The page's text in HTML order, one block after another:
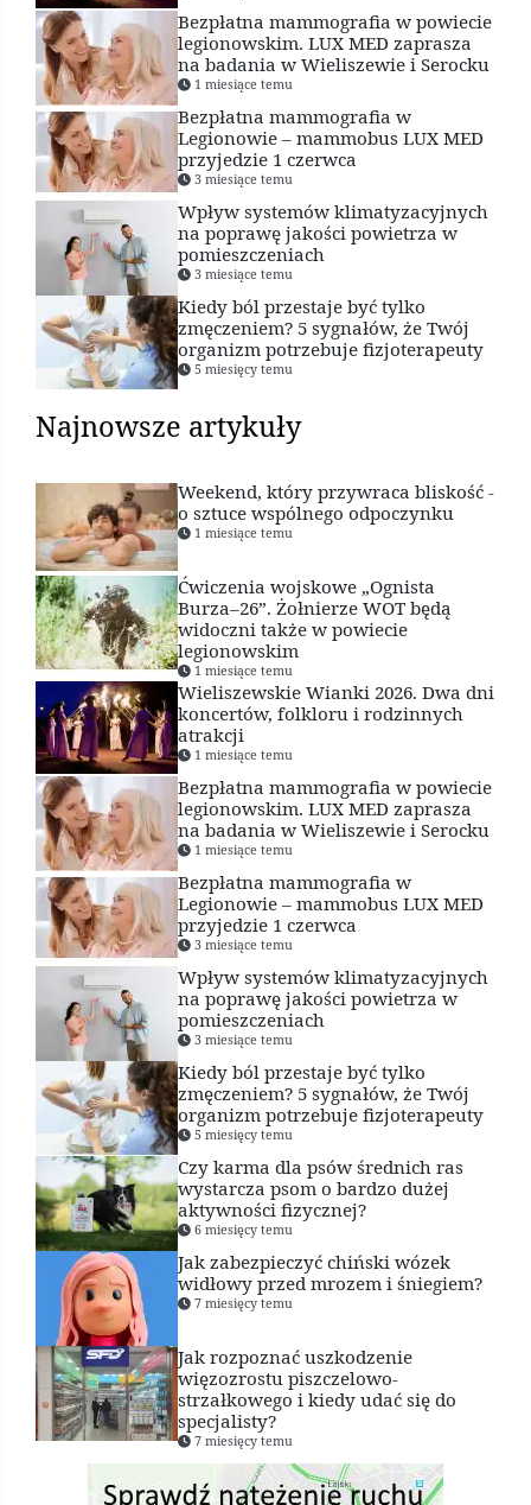
Bezpłatna mammografia w powiecie
legionowskim. LUX MED zaprasza
na badania w Wieliszewie i Serocku
1 miesiące temu
Bezpłatna mammografia w
Legionowie – mammobus LUX MED
przyjedzie 1 czerwca
3 miesiące temu
Wpływ systemów klimatyzacyjnych
na poprawę jakości powietrza w
pomieszczeniach
3 miesiące temu
Kiedy ból przestaje być tylko
zmęczeniem? 5 sygnałów, że Twój
organizm potrzebuje fizjoterapeuty
5 miesięcy temu
Najnowsze artykuły
Weekend, który przywraca bliskość -
o sztuce wspólnego odpoczynku
1 miesiące temu
Ćwiczenia wojskowe „Ognista
Burza–26”. Żołnierze WOT będą
widoczni także w powiecie
legionowskim
1 miesiące temu
Wieliszewskie Wianki 2026. Dwa dni
koncertów, folkloru i rodzinnych
atrakcji
1 miesiące temu
Bezpłatna mammografia w powiecie
legionowskim. LUX MED zaprasza
na badania w Wieliszewie i Serocku
1 miesiące temu
Bezpłatna mammografia w
Legionowie – mammobus LUX MED
przyjedzie 1 czerwca
3 miesiące temu
Wpływ systemów klimatyzacyjnych
na poprawę jakości powietrza w
pomieszczeniach
3 miesiące temu
Kiedy ból przestaje być tylko
zmęczeniem? 5 sygnałów, że Twój
organizm potrzebuje fizjoterapeuty
5 miesięcy temu
Czy karma dla psów średnich ras
wystarcza psom o bardzo dużej
aktywności fizycznej?
6 miesięcy temu
Jak zabezpieczyć chiński wózek
widłowy przed mrozem i śniegiem?
7 miesięcy temu
Jak rozpoznać uszkodzenie
więzozrostu piszczelowo-
strzałkowego i kiedy udać się do
specjalisty?
7 miesięcy temu